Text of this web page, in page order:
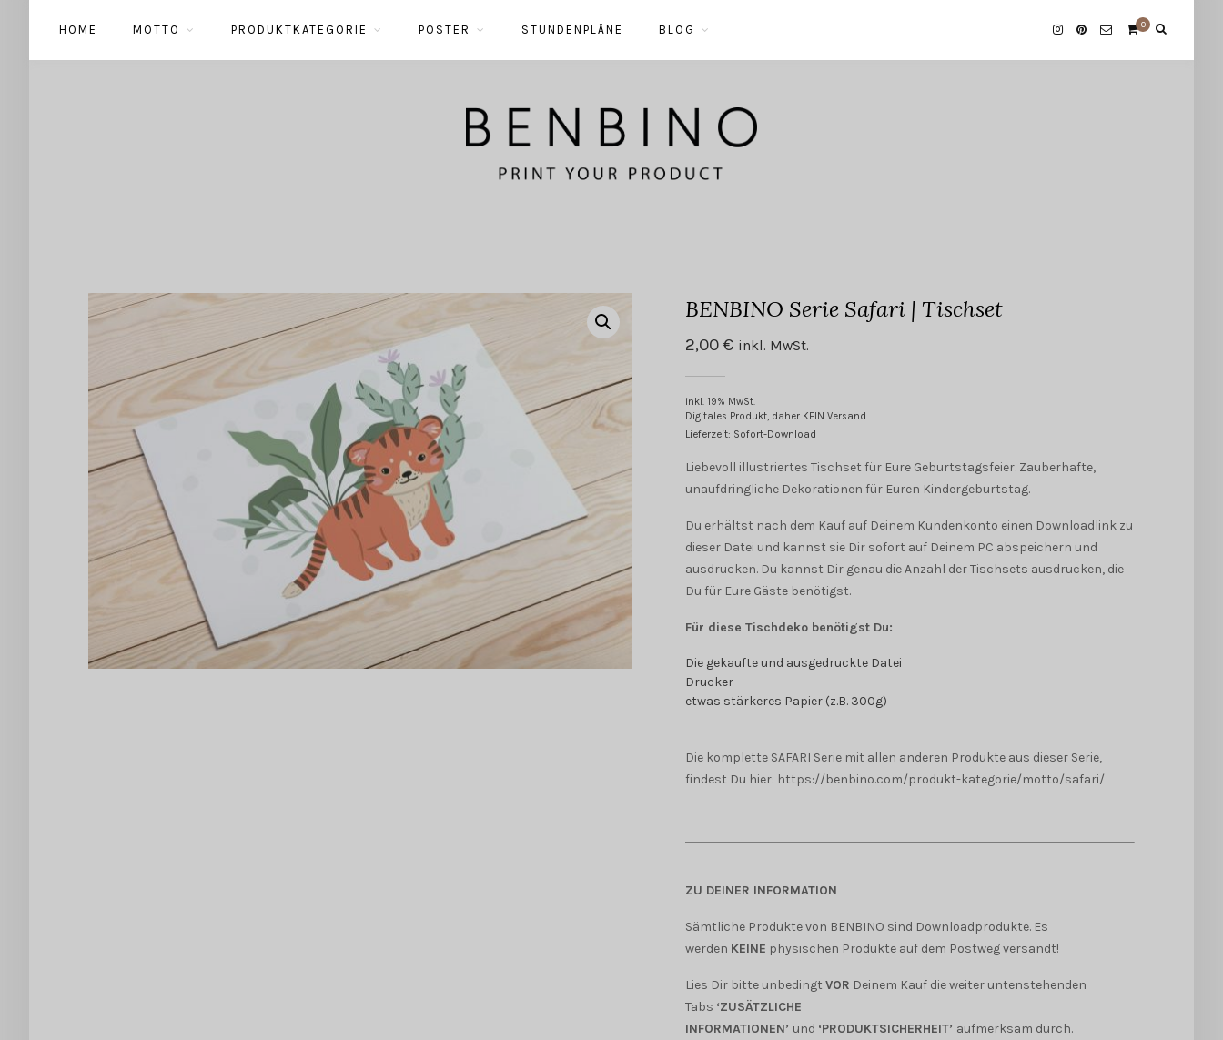
HOME MOTTO PRODUKTKATEGORIE POSTER STUNDENPLÄNE BLOG 0
BENBINO Serie Safari | Tischset
2,00 € inkl. MwSt.
inkl. 19% MwSt.
Digitales Produkt, daher KEIN Versand
Lieferzeit: Sofort-Download
Liebevoll illustriertes Tischset für Eure Geburtstagsfeier. Zauberhafte,
unaufdringliche Dekorationen für Euren Kindergeburtstag.
Du erhältst nach dem Kauf auf Deinem Kundenkonto einen Downloadlink zu
dieser Datei und kannst sie Dir sofort auf Deinem PC abspeichern und
ausdrucken. Du kannst Dir genau die Anzahl der Tischsets ausdrucken, die
Du für Eure Gäste benötigst.
Für diese Tischdeko benötigst Du:
Die gekaufte und ausgedruckte Datei
Drucker
etwas stärkeres Papier (z.B. 300g)
Die komplette SAFARI Serie mit allen anderen Produkte aus dieser Serie,
findest Du hier: https://benbino.com/produkt-kategorie/motto/safari/
ZU DEINER INFORMATION
Sämtliche Produkte von BENBINO sind Downloadprodukte. Es
werden KEINE physischen Produkte auf dem Postweg versandt!
Lies Dir bitte unbedingt VOR Deinem Kauf die weiter untenstehenden
Tabs ‘ZUSÄTZLICHE
INFORMATIONEN’ und ‘PRODUKTSICHERHEIT’ aufmerksam durch.